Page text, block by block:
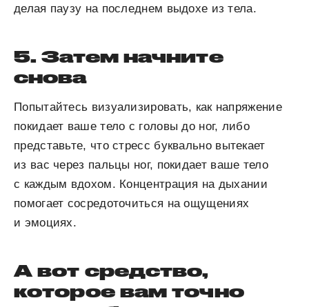
делая паузу на последнем выдохе из тела.
5. Затем начните
снова
Попытайтесь визуализировать, как напряжение
покидает ваше тело с головы до ног, либо
представьте, что стресс буквально вытекает
из вас через пальцы ног, покидает ваше тело
с каждым вдохом. Концентрация на дыхании
помогает сосредоточиться на ощущениях
и эмоциях.
А вот средство,
которое вам точно